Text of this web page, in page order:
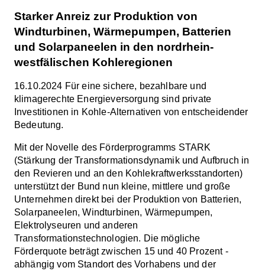
Starker Anreiz zur Produktion von
Windturbinen, Wärmepumpen, Batterien
und Solarpaneelen in den nordrhein-
westfälischen Kohleregionen
16.10.2024 Für eine sichere, bezahlbare und
klimagerechte Energieversorgung sind private
Investitionen in Kohle-Alternativen von entscheidender
Bedeutung.
Mit der Novelle des Förderprogramms STARK
(Stärkung der Transformationsdynamik und Aufbruch in
den Revieren und an den Kohlekraftwerksstandorten)
unterstützt der Bund nun kleine, mittlere und große
Unternehmen direkt bei der Produktion von Batterien,
Solarpaneelen, Windturbinen, Wärmepumpen,
Elektrolyseuren und anderen
Transformationstechnologien. Die mögliche
Förderquote beträgt zwischen 15 und 40 Prozent -
abhängig vom Standort des Vorhabens und der